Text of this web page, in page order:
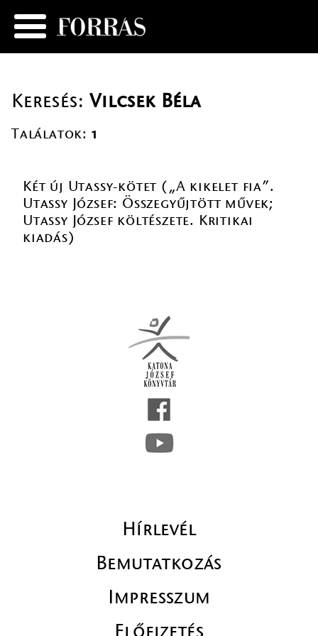
Keresés:Vilcsek Béla
Találatok: 1
Két új Utassy-kötet („A kikelet fia”.
Utassy József: Összegyűjtött művek;
Utassy József költészete. Kritikai
kiadás)
Hírlevél
Bemutatkozás
Impresszum
Előfizetés